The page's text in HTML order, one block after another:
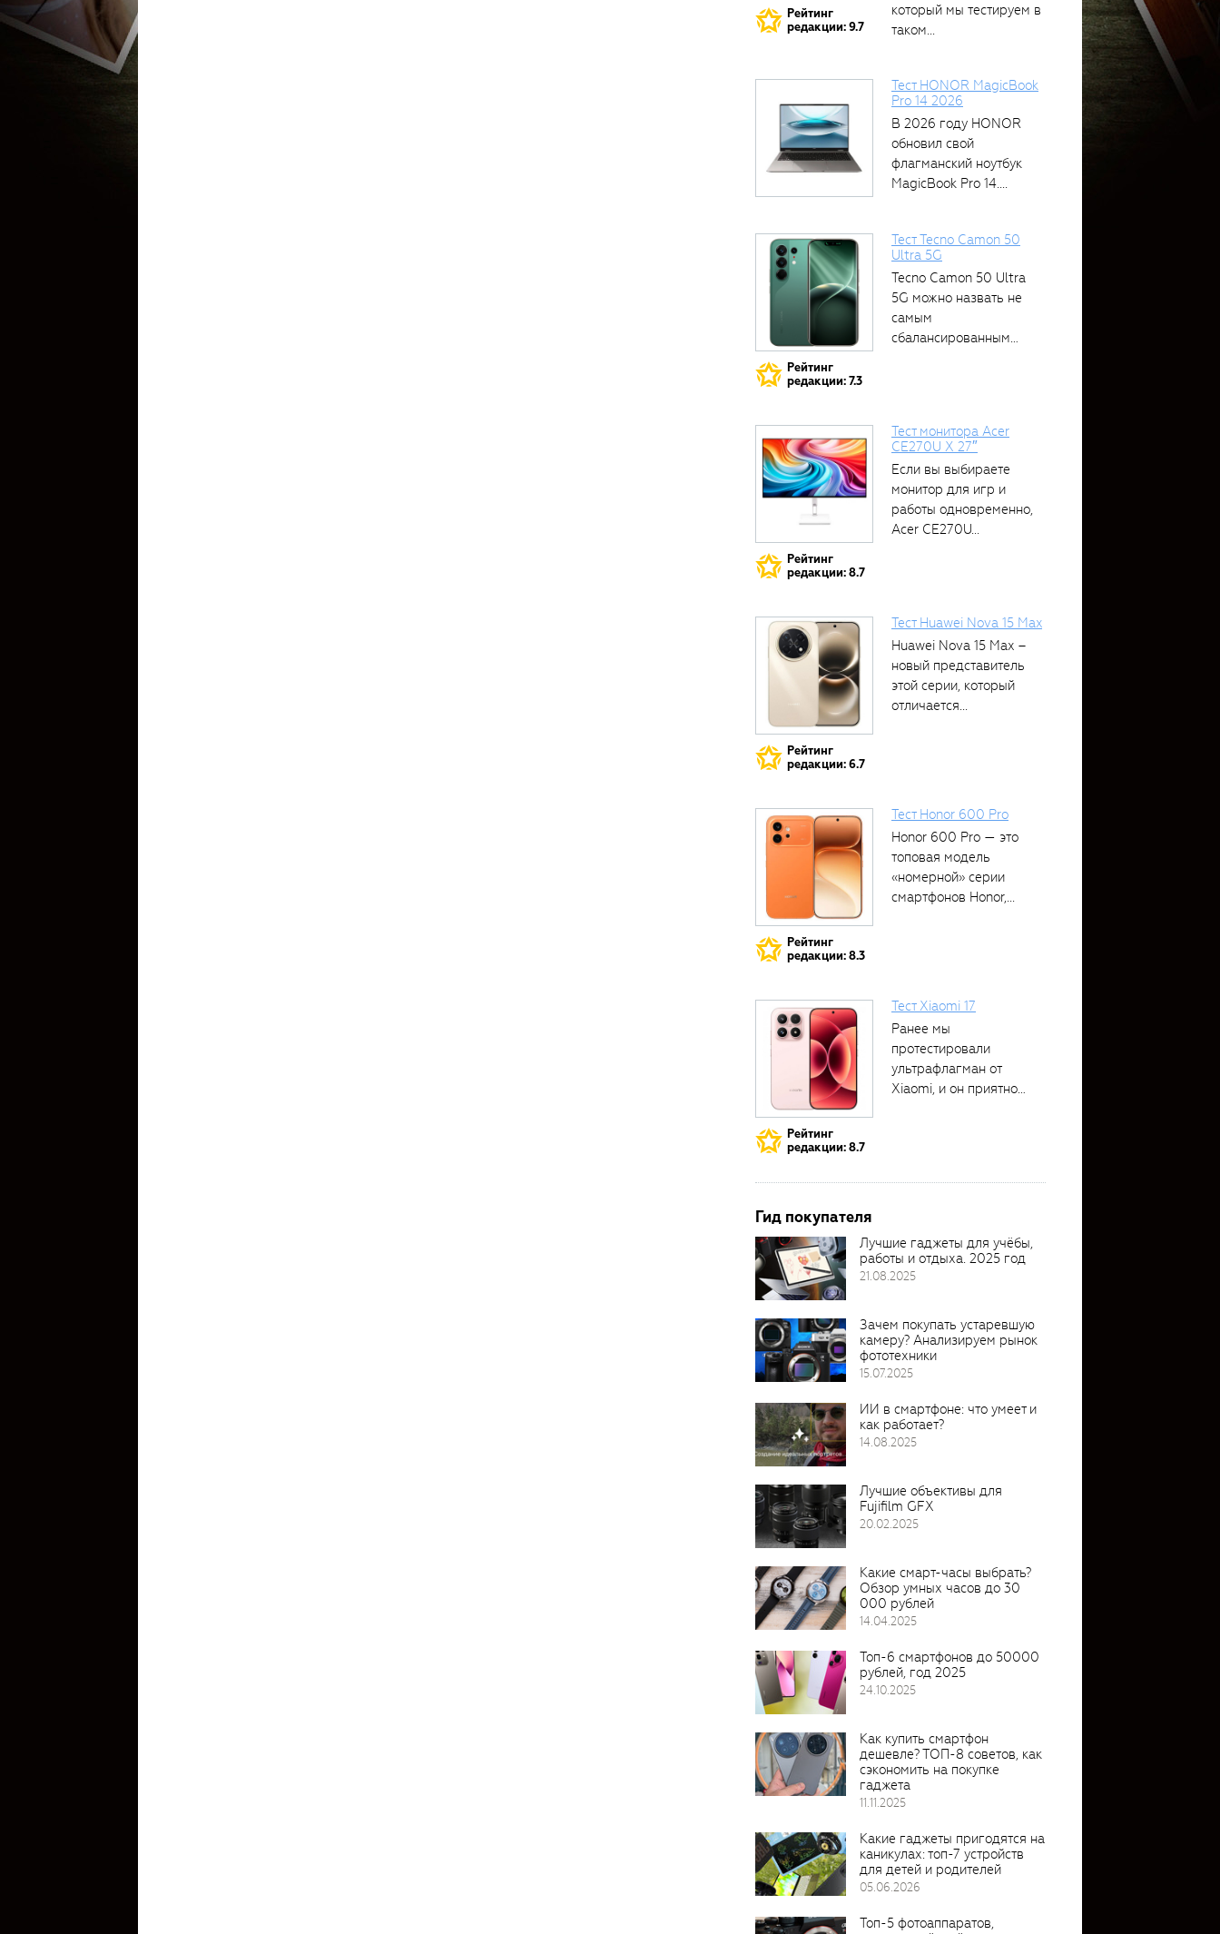
Рейтинг
редакции: 9.7
который мы тестируем в
таком...
Тест HONOR MagicBook
Pro 14 2026
В 2026 году HONOR
обновил свой
флагманский ноутбук
MagicBook Pro 14....
Рейтинг
редакции: 7.3
Тест Tecno Camon 50
Ultra 5G
Tecno Camon 50 Ultra
5G можно назвать не
самым
сбалансированным
Рейтинг
редакции: 8.7
Тест монитора Acer
CE270U X 27″
Если вы выбираете
монитор для игр и
работы одновременно,
Acer CE270U...
Рейтинг
редакции: 6.7
Тест Huawei Nova 15 Max
Huawei Nova 15 Max –
новый представитель
этой серии, который
отличается...
Рейтинг
редакции: 8.3
Тест Honor 600 Pro
Honor 600 Pro — это
топовая модель
«номерной» серии
смартфонов Honor,...
Рейтинг
редакции: 8.7
Тест Xiaomi 17
Ранее мы
протестировали
ультрафлагман от
Xiaomi, и он приятно
Гид покупателя
Лучшие гаджеты для учёбы,
работы и отдыха. 2025 год
21.08.2025
Зачем покупать устаревшую
камеру? Анализируем рынок
фототехники
15.07.2025
ИИ в смартфоне: что умеет и
как работает?
14.08.2025
Лучшие объективы для
Fujifilm GFX
20.02.2025
Какие смарт-часы выбрать?
Обзор умных часов до 30
000 рублей
14.04.2025
Топ-6 смартфонов до 50000
рублей, год 2025
24.10.2025
Как купить смартфон
дешевле? ТОП-8 советов, как
сэкономить на покупке
гаджета
11.11.2025
Какие гаджеты пригодятся на
каникулах: топ-7 устройств
для детей и родителей
05.06.2026
Топ-5 фотоаппаратов,